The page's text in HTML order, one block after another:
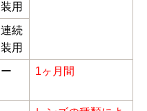
装用
連続
装用
ー 1ヶ月間